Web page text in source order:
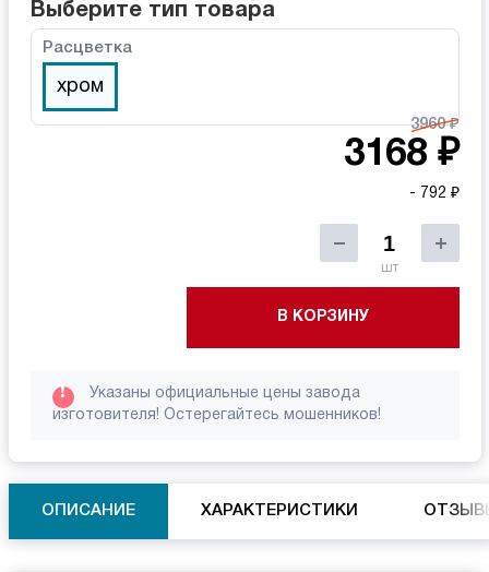
Выберите тип товара
Расцветка
хром
3960 ₽
3168 ₽
- 792 ₽
шт
В КОРЗИНУ
!
Указаны официальные цены завода
изготовителя! Остерегайтесь мошенников!
ОПИСАНИЕ ХАРАКТЕРИСТИКИ